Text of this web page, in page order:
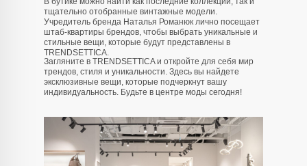
тщательно отобранные винтажные модели.
Учредитель бренда Наталья Романюк лично посещает
штаб-квартиры брендов, чтобы выбрать уникальные и
стильные вещи, которые будут представлены в
TRENDSETTICA.
Загляните в TRENDSETTICA и откройте для себя мир
трендов, стиля и уникальности. Здесь вы найдете
эксклюзивные вещи, которые подчеркнут вашу
индивидуальность. Будьте в центре моды сегодня!
О нас
О брендах в магазине
Как добраться до магазина
Новости
Каталог
Аксессуары
+7 (966) 019-41-76
info@trendsettica.ru